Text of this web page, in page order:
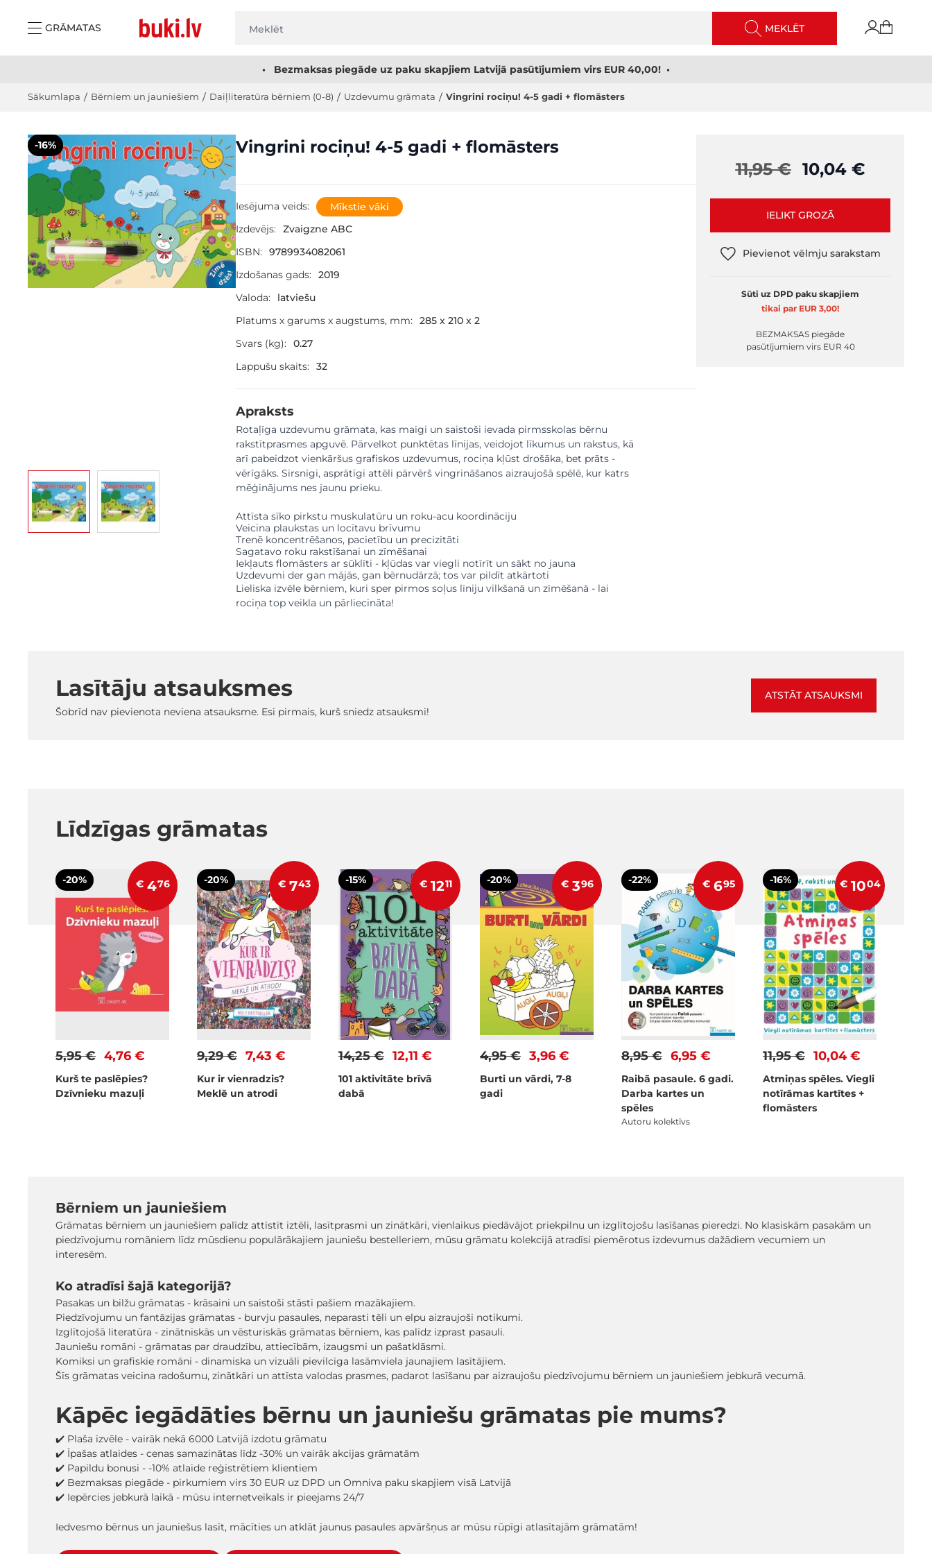
GRĀMATAS
MEKLĒT
• Bezmaksas piegāde uz paku skapjiem Latvijā pasūtījumiem virs EUR 40,00! •
Sākumlapa / Bērniem un jauniešiem / Daiļliteratūra bērniem (0-8) / Uzdevumu grāmata / Vingrini rociņu! 4-5 gadi + flomāsters
-16%
Main image
Click to view image in fullscreen
View larger imageView larger image
Vingrini rociņu! 4-5 gadi + flomāsters
Iesējuma veids:
Mīkstie vāki
Izdevējs:
Zvaigzne ABC
ISBN:
9789934082061
Izdošanas gads:
2019
Valoda:
latviešu
Platums x garums x augstums, mm:
285 x 210 x 2
Svars (kg):
0.27
Lappušu skaits:
32
Apraksts
Rotaļīga uzdevumu grāmata, kas maigi un saistoši ievada pirmsskolas bērnu
rakstītprasmes apguvē. Pārvelkot punktētas līnijas, veidojot līkumus un rakstus, kā
arī pabeidzot vienkāršus grafiskos uzdevumus, rociņa kļūst drošāka, bet prāts -
vērīgāks. Sirsnīgi, asprātīgi attēli pārvērš vingrināšanos aizraujošā spēlē, kur katrs
mēģinājums nes jaunu prieku.
Attīsta sīko pirkstu muskulatūru un roku-acu koordināciju
Veicina plaukstas un locītavu brīvumu
Trenē koncentrēšanos, pacietību un precizitāti
Sagatavo roku rakstīšanai un zīmēšanai
Iekļauts flomāsters ar sūklīti - kļūdas var viegli notīrīt un sākt no jauna
Uzdevumi der gan mājās, gan bērnudārzā; tos var pildīt atkārtoti
Lieliska izvēle bērniem, kuri sper pirmos soļus līniju vilkšanā un zīmēšanā - lai
rociņa top veikla un pārliecināta!
11,95 € 10,04 €
IELIKT GROZĀ
Pievienot vēlmju sarakstam
Sūti uz DPD paku skapjiem
tikai par EUR 3,00!
BEZMAKSAS piegāde
pasūtījumiem virs EUR 40
Lasītāju atsauksmes
Šobrīd nav pievienota neviena atsauksme. Esi pirmais, kurš sniedz atsauksmi!
ATSTĀT ATSAUKSMI
Līdzīgas grāmatas
-20% € 476
4,76 €
5,95 €
Kurš te paslēpies?
Dzīvnieku mazuļi
-20% € 743
7,43 €
9,29 €
Kur ir vienradzis?
Meklē un atrodi
-15% € 1211
12,11 €
14,25 €
101 aktivitāte brīvā
dabā
-20% € 396
3,96 €
4,95 €
Burti un vārdi, 7-8
gadi
-22% € 695
6,95 €
8,95 €
Raibā pasaule. 6 gadi.
Darba kartes un
spēles
Autoru kolektīvs
-16% € 1004
10,04 €
11,95 €
Atmiņas spēles. Viegli
notīrāmas kartītes +
flomāsters
Bērniem un jauniešiem
Grāmatas bērniem un jauniešiem palīdz attīstīt iztēli, lasītprasmi un zinātkāri, vienlaikus piedāvājot priekpilnu un izglītojošu lasīšanas pieredzi. No klasiskām pasakām un
piedzīvojumu romāniem līdz mūsdienu populārākajiem jauniešu bestelleriem, mūsu grāmatu kolekcijā atradīsi piemērotus izdevumus dažādiem vecumiem un
interesēm.
Ko atradīsi šajā kategorijā?
Pasakas un bilžu grāmatas - krāsaini un saistoši stāsti pašiem mazākajiem.
Piedzīvojumu un fantāzijas grāmatas - burvju pasaules, neparasti tēli un elpu aizraujoši notikumi.
Izglītojošā literatūra - zinātniskās un vēsturiskās grāmatas bērniem, kas palīdz izprast pasauli.
Jauniešu romāni - grāmatas par draudzību, attiecībām, izaugsmi un pašatklāsmi.
Komiksi un grafiskie romāni - dinamiska un vizuāli pievilcīga lasāmviela jaunajiem lasītājiem.
Šīs grāmatas veicina radošumu, zinātkāri un attīsta valodas prasmes, padarot lasīšanu par aizraujošu piedzīvojumu bērniem un jauniešiem jebkurā vecumā.
Kāpēc iegādāties bērnu un jauniešu grāmatas pie mums?
✔️ Plaša izvēle - vairāk nekā 6000 Latvijā izdotu grāmatu
✔️ Īpašas atlaides - cenas samazinātas līdz -30% un vairāk akcijas grāmatām
✔️ Papildu bonusi - -10% atlaide reģistrētiem klientiem
✔️ Bezmaksas piegāde - pirkumiem virs 30 EUR uz DPD un Omniva paku skapjiem visā Latvijā
✔️ Iepērcies jebkurā laikā - mūsu internetveikals ir pieejams 24/7
Iedvesmo bērnus un jauniešus lasīt, mācīties un atklāt jaunus pasaules apvāršņus ar mūsu rūpīgi atlasītajām grāmatām!